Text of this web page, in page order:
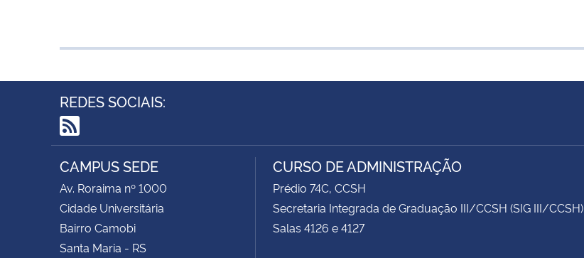
REDES SOCIAIS:
RSS
CAMPUS SEDE
Av. Roraima nº 1000
Cidade Universitária
Bairro Camobi
Santa Maria - RS
CURSO DE ADMINISTRAÇÃO
Prédio 74C, CCSH
Secretaria Integrada de Graduação III/CCSH (SIG III/CCSH)
Salas 4126 e 4127